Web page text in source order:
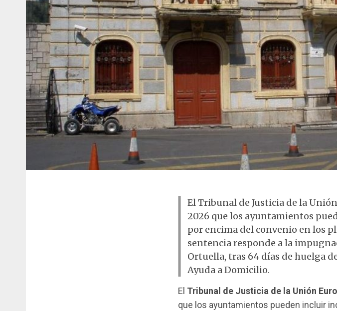
El Tribunal de Justicia de la
2026 que los ayuntamientos
por encima del convenio en los
sentencia responde a la
Ortuella, tras 64 días de huelga
Ayuda a Domicilio.
El Tribunal de Justicia de la Unión
que los ayuntamientos pueden incluir